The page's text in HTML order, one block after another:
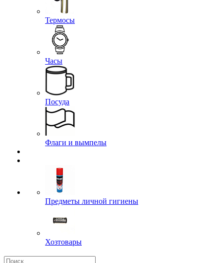
Термосы
Часы
Посуда
Флаги и вымпелы
Предметы личной гигиены
Хозтовары